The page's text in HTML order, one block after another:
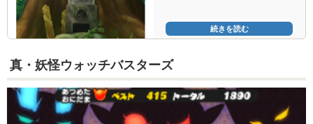
続きを読む
真・妖怪ウォッチバスターズ